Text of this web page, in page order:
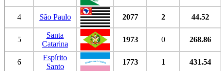
4 São Paulo 2077 2 44.52
5
Santa
Catarina
1973 0 268.86
6
Espírito
Santo
1773 1 431.54